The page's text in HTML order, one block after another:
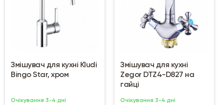
Змішувач для кухні Kludi
Bingo Star, хром
Очікування 3-4 дні
Змішувач для кухні
Zegor DTZ4-D827 на
гайці
Очікування 3-4 дні